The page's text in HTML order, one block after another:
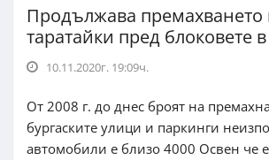
Продължава премахването
таратайки пред блоковете
10.11.2020г. 19:09ч.
От 2008 г. до днес броят на
бургаските улици и паркинги
автомобили е близо 4000 Освен че